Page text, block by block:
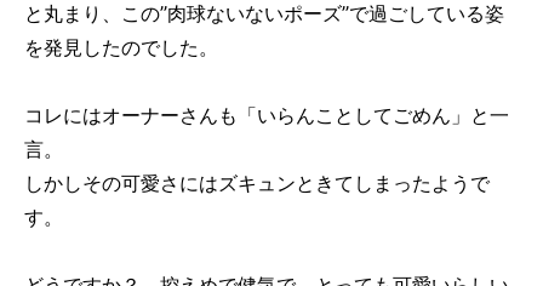
と丸まり、この”肉球ないないポーズ”で過ごしている姿
を発見したのでした。
コレにはオーナーさんも「いらんことしてごめん」と一
言。
しかしその可愛さにはズキュンときてしまったようで
す。